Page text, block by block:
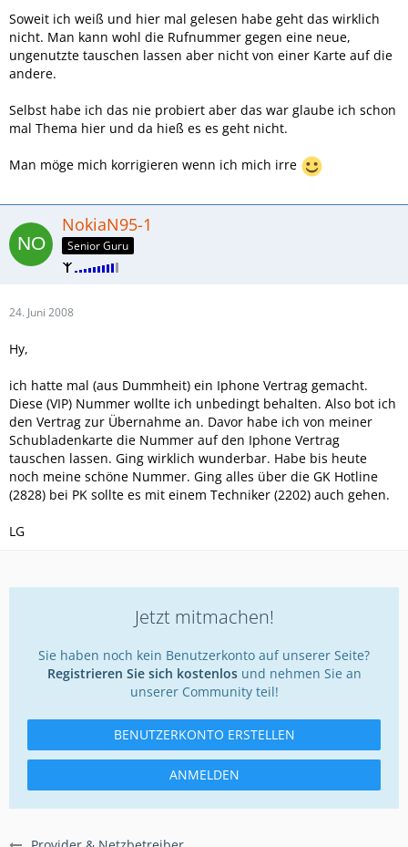
Soweit ich weiß und hier mal gelesen habe geht das wirklich
nicht. Man kann wohl die Rufnummer gegen eine neue,
ungenutzte tauschen lassen aber nicht von einer Karte auf die
andere.
Selbst habe ich das nie probiert aber das war glaube ich schon
mal Thema hier und da hieß es es geht nicht.
Man möge mich korrigieren wenn ich mich irre
NokiaN95-1
Senior Guru
24. Juni 2008
Hy,
ich hatte mal (aus Dummheit) ein Iphone Vertrag gemacht.
Diese (VIP) Nummer wollte ich unbedingt behalten. Also bot ich
den Vertrag zur Übernahme an. Davor habe ich von meiner
Schubladenkarte die Nummer auf den Iphone Vertrag
tauschen lassen. Ging wirklich wunderbar. Habe bis heute
noch meine schöne Nummer. Ging alles über die GK Hotline
(2828) bei PK sollte es mit einem Techniker (2202) auch gehen.
LG
Jetzt mitmachen!
Sie haben noch kein Benutzerkonto auf unserer Seite?
Registrieren Sie sich kostenlosund nehmen Sie an
unserer Community teil!
BENUTZERKONTO ERSTELLEN
ANMELDEN